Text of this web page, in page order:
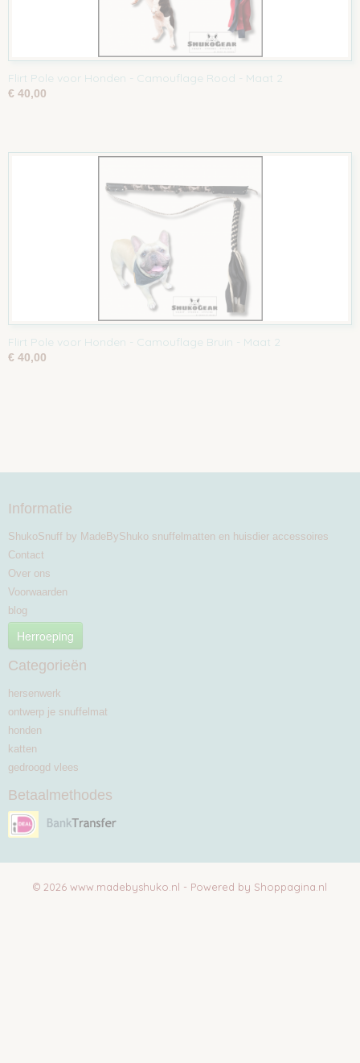
Flirt Pole voor Honden - Camouflage Rood - Maat 2
€ 40,00
Flirt Pole voor Honden - Camouflage Bruin - Maat 2
€ 40,00
Informatie
ShukoSnuff by MadeByShuko snuffelmatten en huisdier accessoires
Contact
Over ons
Voorwaarden
blog
Herroeping
Categorieën
hersenwerk
ontwerp je snuffelmat
honden
katten
gedroogd vlees
Betaalmethodes
© 2026 www.madebyshuko.nl - Powered by Shoppagina.nl